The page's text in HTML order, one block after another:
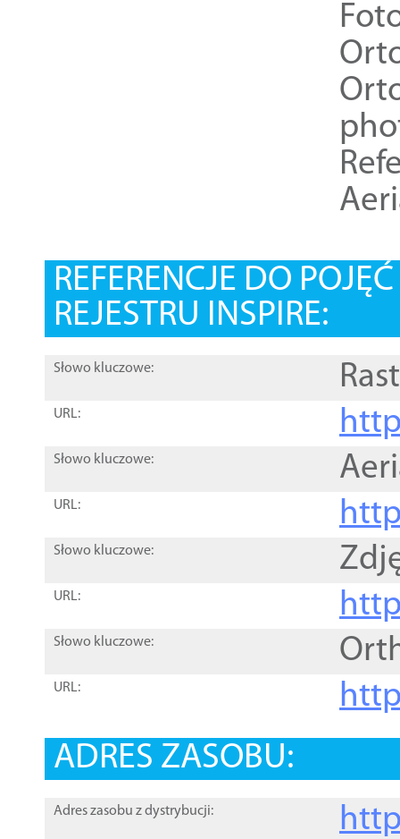
REFERENCJE DO
REJESTRU INSPIRE:
Słowo kluczowe:
URL:
Słowo kluczowe:
URL:
Słowo kluczowe:
URL:
Słowo kluczowe:
URL:
ADRES ZASOBU:
Adres zasobu z dystrybucji: